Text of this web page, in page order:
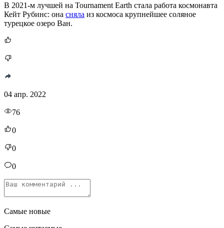
В 2021-м лучшей на Tournament Earth стала работа космонавта
Кейт Рубинс: она сняла из космоса крупнейшее соляное
турецкое озеро Ван.
04 апр. 2022
76
0
0
0
Самые новые